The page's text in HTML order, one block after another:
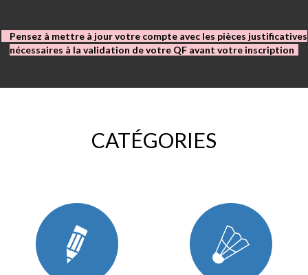
Pensez à mettre à jour votre compte avec les pièces justificatives
nécessaires à la validation de votre QF avant votre inscription
CATÉGORIES